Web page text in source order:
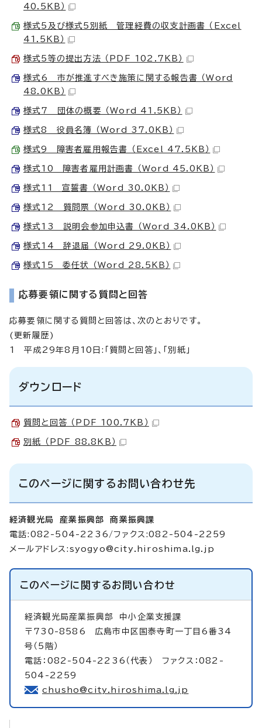
40.5KB）
様式5及び様式5別紙 管理経費の収支計画書 （Excel
41.5KB）
様式5等の提出方法 （PDF 102.7KB）
様式6 市が推進すべき施策に関する報告書 （Word
48.0KB）
様式7 団体の概要 （Word 41.5KB）
様式8 役員名簿 （Word 37.0KB）
様式9 障害者雇用報告書 （Excel 47.5KB）
様式10 障害者雇用計画書 （Word 45.0KB）
様式11 宣誓書 （Word 30.0KB）
様式12 質問票 （Word 30.0KB）
様式13 説明会参加申込書 （Word 34.0KB）
様式14 辞退届 （Word 29.0KB）
様式15 委任状 （Word 28.5KB）
応募要領に関する質問と回答
応募要領に関する質問と回答は、次のとおりです。
(更新履歴)
1 平成29年8月10日:「質問と回答」、「別紙」
ダウンロード
質問と回答 （PDF 100.7KB）
別紙 （PDF 88.8KB）
このページに関するお問い合わせ先
経済観光局 産業振興部 商業振興課
電話:082-504-2236/ファクス:082-504-2259
メールアドレス: syogyo@city.hiroshima.lg.jp
このページに関するお問い合わせ
経済観光局産業振興部 中小企業支援課
〒730-8586 広島市中区国泰寺町一丁目6番34
号（5階）
電話：082-504-2236（代表） ファクス：082-
504-2259
chusho@city.hiroshima.lg.jp